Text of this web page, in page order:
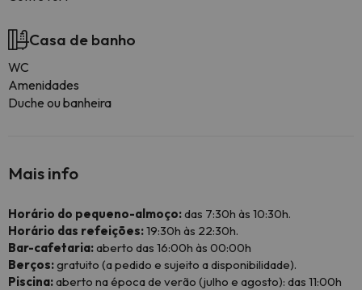
Casa de banho
WC
Amenidades
Duche ou banheira
Mais info
Horário do pequeno-almoço:das 7:30h às 10:30h.
Horário das refeições:19:30h às 22:30h.
Bar-cafetaria:aberto das 16:00h às 00:00h
Berços:gratuito (a pedido e sujeito a disponibilidade).
Piscina:aberto na época de verão (julho e agosto): das 11:00h